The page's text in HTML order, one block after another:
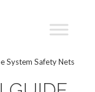
System Safety Nets